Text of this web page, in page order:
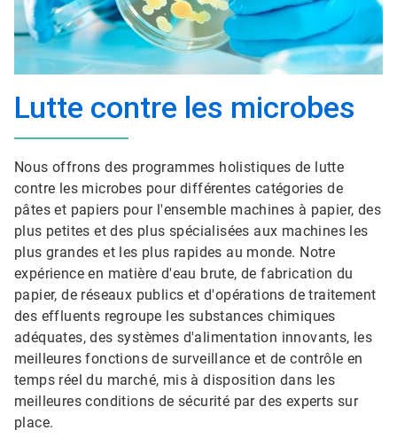
Lutte contre les microbes
Nous offrons des programmes holistiques de lutte
contre les microbes pour différentes catégories de
pâtes et papiers pour l'ensemble machines à papier, des
plus petites et des plus spécialisées aux machines les
plus grandes et les plus rapides au monde. Notre
expérience en matière d'eau brute, de fabrication du
papier, de réseaux publics et d'opérations de traitement
des effluents regroupe les substances chimiques
adéquates, des systèmes d'alimentation innovants, les
meilleures fonctions de surveillance et de contrôle en
temps réel du marché, mis à disposition dans les
meilleures conditions de sécurité par des experts sur
place.